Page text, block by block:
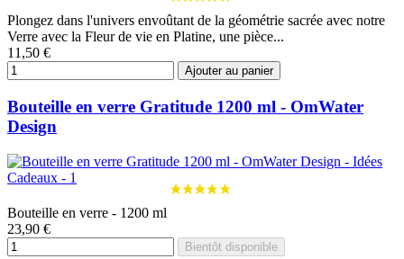
Plongez dans l'univers envoûtant de la géométrie sacrée avec notre
Verre avec la Fleur de vie en Platine, une pièce...
11,50 €
Ajouter au panier
Bouteille en verre Gratitude 1200 ml - OmWater
Design
Bouteille en verre - 1200 ml
23,90 €
Bientôt disponible